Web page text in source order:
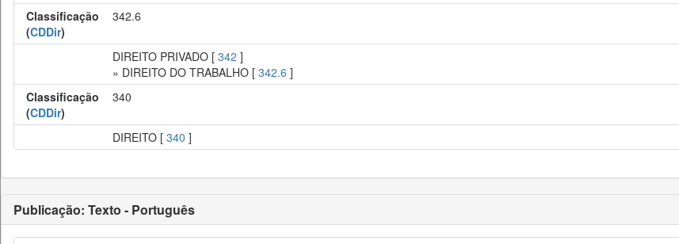
Classificação
(CDDir)
342.6
DIREITO PRIVADO [ 342 ]
» DIREITO DO TRABALHO [ 342.6 ]
Classificação
(CDDir)
340
DIREITO [ 340 ]
Publicação: Texto - Português